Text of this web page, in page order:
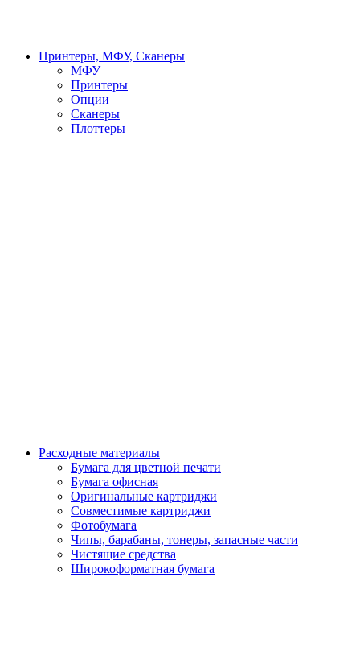
Принтеры, МФУ, Сканеры
МФУ
Принтеры
Опции
Сканеры
Плоттеры
Расходные материалы
Бумага для цветной печати
Бумага офисная
Оригинальные картриджи
Совместимые картриджи
Фотобумага
Чипы, барабаны, тонеры, запасные части
Чистящие средства
Широкоформатная бумага